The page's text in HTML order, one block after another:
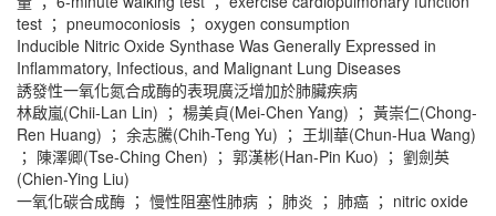
test ； pneumoconiosis ； oxygen consumption
Inducible Nitric Oxide Synthase Was Generally Expressed in
Inflammatory, Infectious, and Malignant Lung Diseases
誘發性一氧化氮合成酶的表現廣泛增加於肺臟疾病
林啟嵐(Chii-Lan Lin) ； 楊美貞(Mei-Chen Yang) ； 黃崇仁(Chong-
Ren Huang) ； 余志騰(Chih-Teng Yu) ； 王圳華(Chun-Hua Wang)
； 陳澤卿(Tse-Ching Chen) ； 郭漢彬(Han-Pin Kuo) ； 劉劍英
(Chien-Ying Liu)
一氧化碳合成酶 ； 慢性阻塞性肺病 ； 肺炎 ； 肺癌 ； nitric oxide